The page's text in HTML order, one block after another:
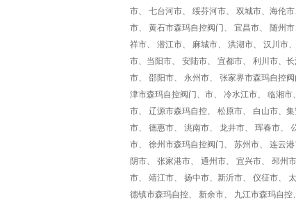
市、 七台河市、 绥芬河市、 双城市、海伦
市、 黄石市森玛自控阀门、 宜昌市、 随州
祥市、 潜江市、 麻城市、 洪湖市、 汉川市
市、当阳市、 安陆市、 宜都市、 利川市、
市、 邵阳市、 永州市、 张家界市森玛自控
津市森玛自控阀门、市、 冷水江市、 临湘
市、 辽源市森玛自控、 松原市、 白山市、
市、 德惠市、 洮南市、 龙井市、 珲春市、
市、 徐州市森玛自控阀门、 苏州市、 连云
阴市、 张家港市、 通州市、 宜兴市、 邳州
市、 靖江市、 扬中市、新沂市、 仪征市、
德镇市森玛自控、 新余市、 九江市森玛自